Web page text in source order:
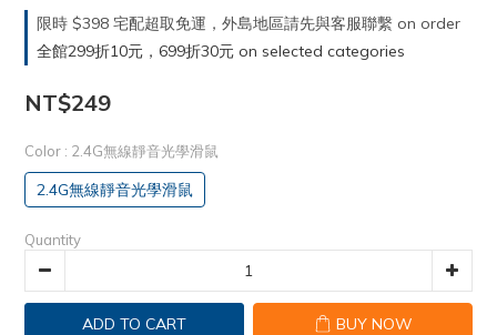
限時 $398 宅配超取免運，外島地區請先與客服聯繫 on order
全館299折10元，699折30元 on selected categories
NT$249
Color : 2.4G無線靜音光學滑鼠
2.4G無線靜音光學滑鼠
Quantity
ADD TO CART BUY NOW